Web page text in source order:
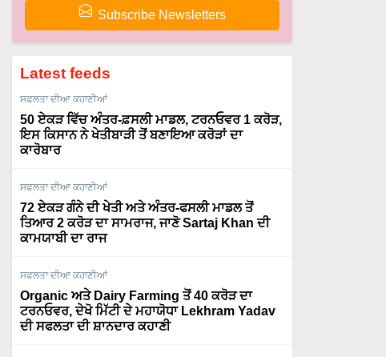
Subscribe Newsletters
Latest feeds
ਸਫਲਤਾ ਦੀਆ ਕਹਾਣੀਆਂ
50 ਏਕੜ ਵਿੱਚ ਅੰਤਰ-ਫ਼ਸਲੀ ਮਾਡਲ, ਟਰਨਓਵਰ 1 ਕਰੋੜ,
ਇਸ ਕਿਸਾਨ ਨੇ ਖੇਤੀਬਾੜੀ ਤੋਂ ਬਣਾਇਆ ਕਰੋੜਾਂ ਦਾ
ਕਾਰੋਬਾਰ
ਸਫਲਤਾ ਦੀਆ ਕਹਾਣੀਆਂ
72 ਏਕੜ ਗੰਨੇ ਦੀ ਖੇਤੀ ਅਤੇ ਅੰਤਰ-ਫਸਲੀ ਮਾਡਲ ਤੋਂ
ਤਿਆਰ 2 ਕਰੋੜ ਦਾ ਸਾਮਰਾਜ, ਜਾਣੋ Sartaj Khan ਦੀ
ਕਾਮਯਾਬੀ ਦਾ ਰਾਜ
ਸਫਲਤਾ ਦੀਆ ਕਹਾਣੀਆਂ
Organic ਅਤੇ Dairy Farming ਤੋਂ 40 ਕਰੋੜ ਦਾ
ਟਰਨਓਵਰ, ਦੇਖੋ ਮਿੱਟੀ ਦੇ ਮਹਾਯੋਧਾ Lekhram Yadav
ਦੀ ਸਫਲਤਾ ਦੀ ਸ਼ਾਨਦਾਰ ਕਹਾਣੀ